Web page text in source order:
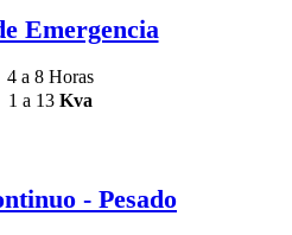
Emergencia
4 a 8 Horas
1 a 13 Kva
- Pesado